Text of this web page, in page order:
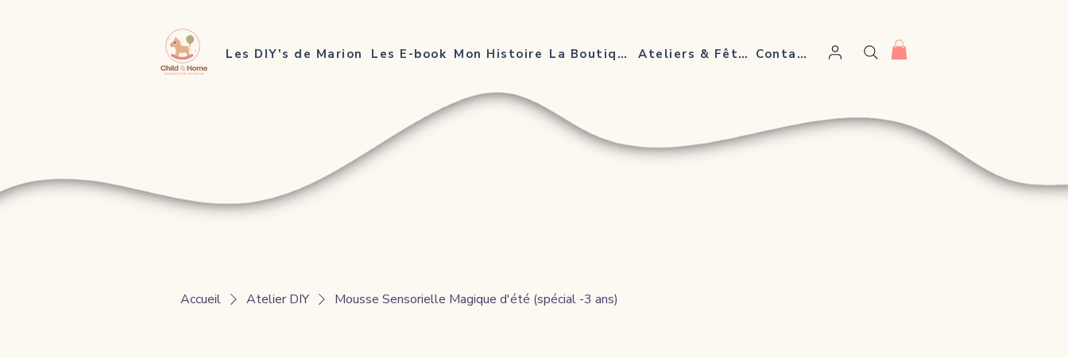
Les DIY's de Marion Les E-book Mon Histoire La Boutique Ateliers & Fêtes Contact
Accueil Atelier DIY Mousse Sensorielle Magique d'été (spécial -3 ans)